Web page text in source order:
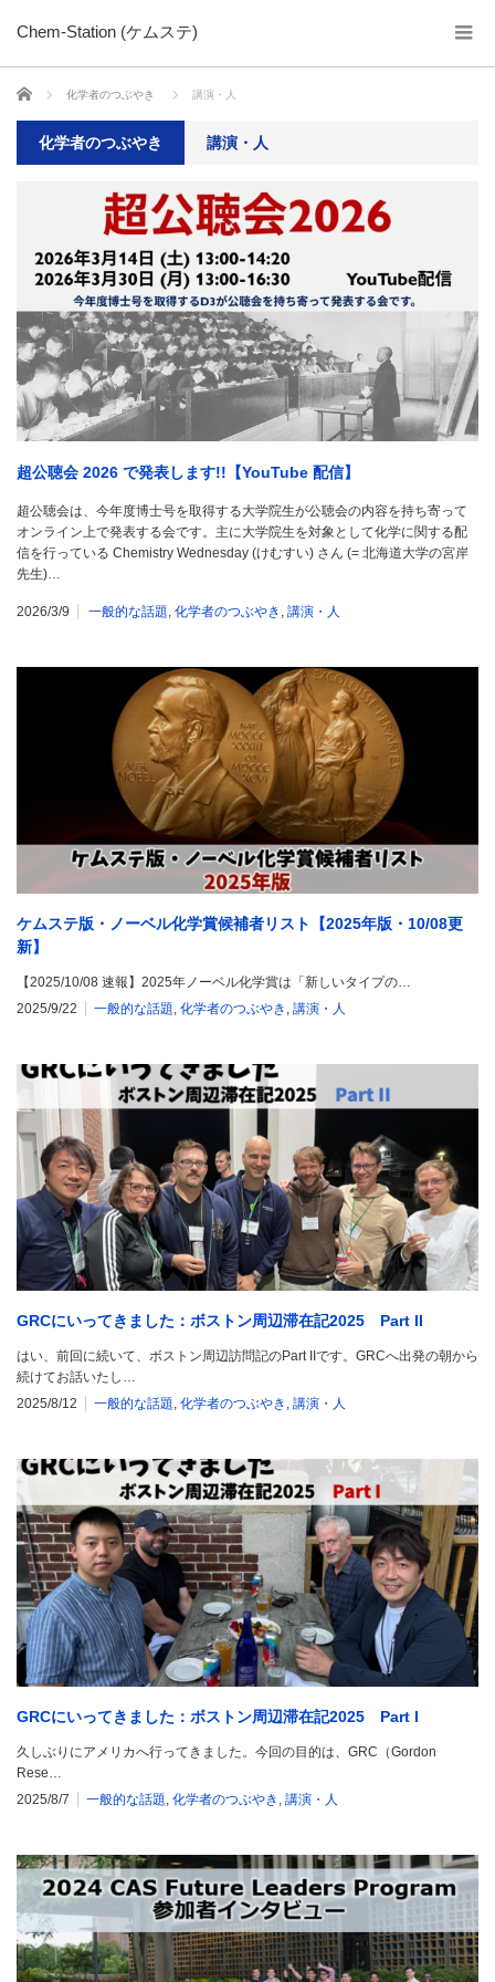
Chem-Station (ケムステ)
ホーム 化学者のつぶやき 講演・人
化学者のつぶやき 講演・人
超公聴会 2026 で発表します!!【YouTube 配信】
超公聴会は、今年度博士号を取得する大学院生が公聴会の内容を持ち寄って
オンライン上で発表する会です。主に大学院生を対象として化学に関する配
信を行っている Chemistry Wednesday (けむすい) さん (= 北海道大学の宮岸
先生)…
2026/3/9 一般的な話題, 化学者のつぶやき , 講演・人
ケムステ版・ノーベル化学賞候補者リスト【2025年版・10/08更
新】
【2025/10/08 速報】2025年ノーベル化学賞は「新しいタイプの…
2025/9/22
一般的な話題, 化学者のつぶやき , 講演・人
GRCにいってきました：ボストン周辺滞在記2025 Part II
はい、前回に続いて、ボストン周辺訪問記のPart IIです。GRCへ出発の朝から
続けてお話いたし…
2025/8/12
一般的な話題, 化学者のつぶやき , 講演・人
GRCにいってきました：ボストン周辺滞在記2025 Part I
久しぶりにアメリカへ行ってきました。今回の目的は、GRC（Gordon
Rese…
2025/8/7
一般的な話題 化学者のつぶやき 講演・人